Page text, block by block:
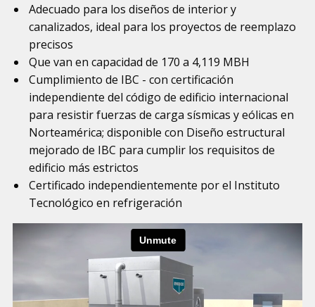
Adecuado para los diseños de interior y
canalizados, ideal para los proyectos de reemplazo
precisos
Que van en capacidad de 170 a 4,119 MBH
Cumplimiento de IBC - con certificación
independiente del código de edificio internacional
para resistir fuerzas de carga sísmicas y eólicas en
Norteamérica; disponible con Diseño estructural
mejorado de IBC para cumplir los requisitos de
edificio más estrictos
Certificado independientemente por el Instituto
Tecnológico en refrigeración